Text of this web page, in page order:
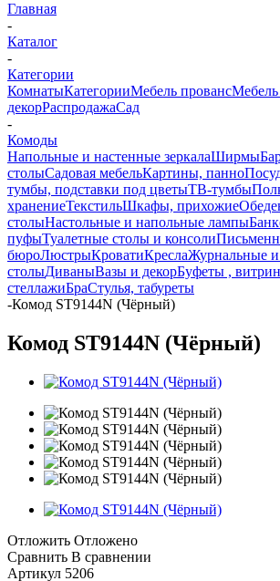
Главная
-
Каталог
-
Категории
КомнатыКатегорииМебель прованс
декорРаспродажаСад
-
Комоды
Напольные и настенные зеркалаШирмы
столыСадовая мебельКартины, панно
тумбы, подставки под цветыТВ-тумбы
хранениеТекстильШкафы, прихожие
столыНастольные и напольные лампы
пуфыТуалетные столы и консоли
бюроЛюстрыКроватиКреслаЖурнальные
столыДиваныВазы и декорБуфеты ,
стеллажиБраСтулья, табуреты
-Комод ST9144N (Чёрный)
Комод ST9144N (Чёрный)
Отложить Отложено
Сравнить В сравнении
Артикул 5206